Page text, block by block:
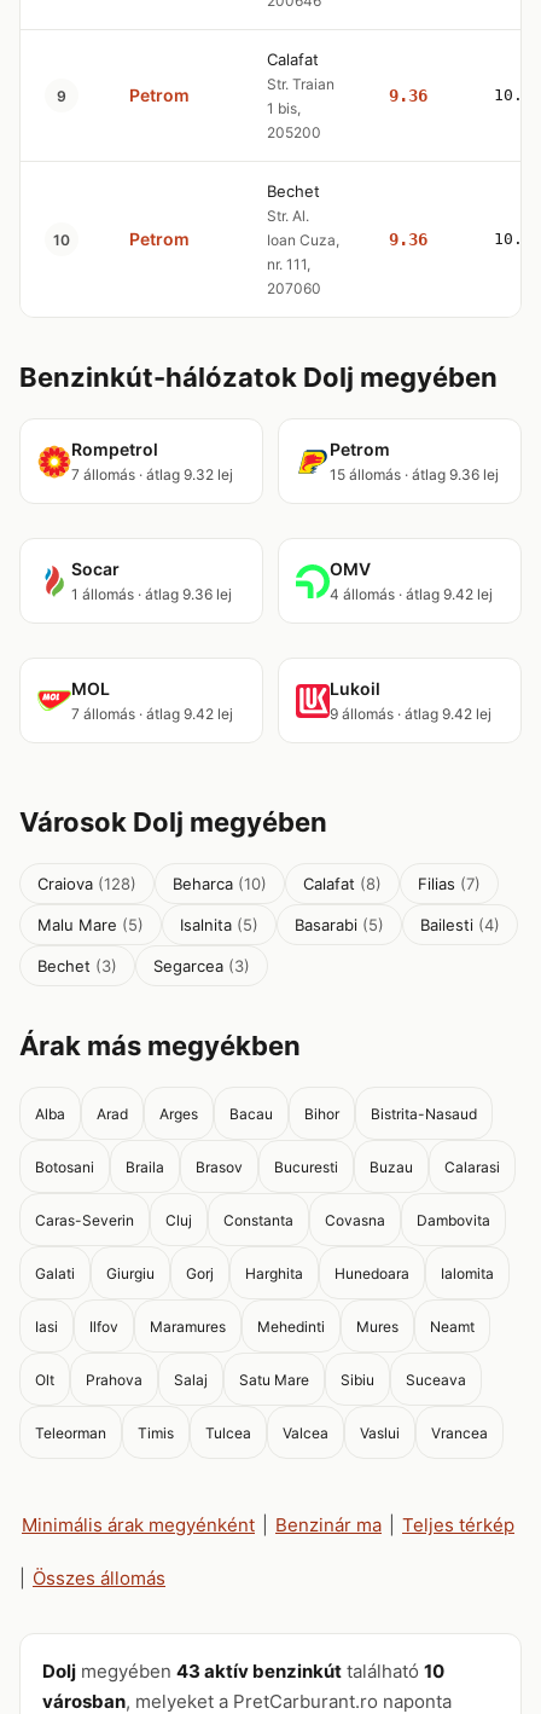
9 Petrom
Calafat
Str. Traian
1 bis,
205200
9.36 10.47
10 Petrom
Bechet
Str. Al.
Ioan Cuza,
nr. 111,
207060
9.36 10.47
Benzinkút-hálózatok Dolj megyében
Rompetrol
7 állomás · átlag 9.32 lej
Petrom
15 állomás · átlag 9.36 lej
Socar
1 állomás · átlag 9.36 lej
OMV
4 állomás · átlag 9.42 lej
MOL
7 állomás · átlag 9.42 lej
Lukoil
9 állomás · átlag 9.42 lej
Városok Dolj megyében
Craiova (128) Beharca (10) Calafat (8) Filias (7)
Malu Mare (5) Isalnita (5) Basarabi (5) Bailesti (4)
Bechet (3) Segarcea (3)
Árak más megyékben
Alba Arad Arges Bacau Bihor Bistrita-Nasaud
Botosani Braila Brasov Bucuresti Buzau Calarasi
Caras-Severin Cluj Constanta Covasna Dambovita
Galati Giurgiu Gorj Harghita Hunedoara Ialomita
Iasi Ilfov Maramures Mehedinti Mures Neamt
Olt Prahova Salaj Satu Mare Sibiu Suceava
Teleorman Timis Tulcea Valcea Vaslui Vrancea
Minimális árak megyénként Benzinár ma Teljes térkép
Összes állomás
Dolj megyében 43 aktív benzinkút található 10
városban, melyeket a PretCarburant.ro naponta